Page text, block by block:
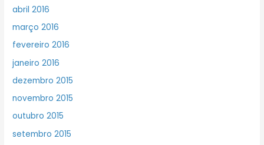
abril 2016
março 2016
fevereiro 2016
janeiro 2016
dezembro 2015
novembro 2015
outubro 2015
setembro 2015